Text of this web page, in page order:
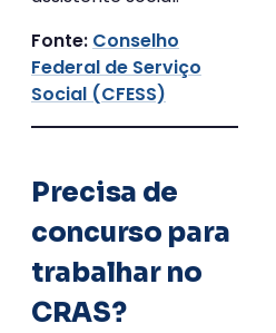
Fonte: Conselho
Federal de Serviço
Social (CFESS)
Precisa de
concurso para
trabalhar no
CRAS?